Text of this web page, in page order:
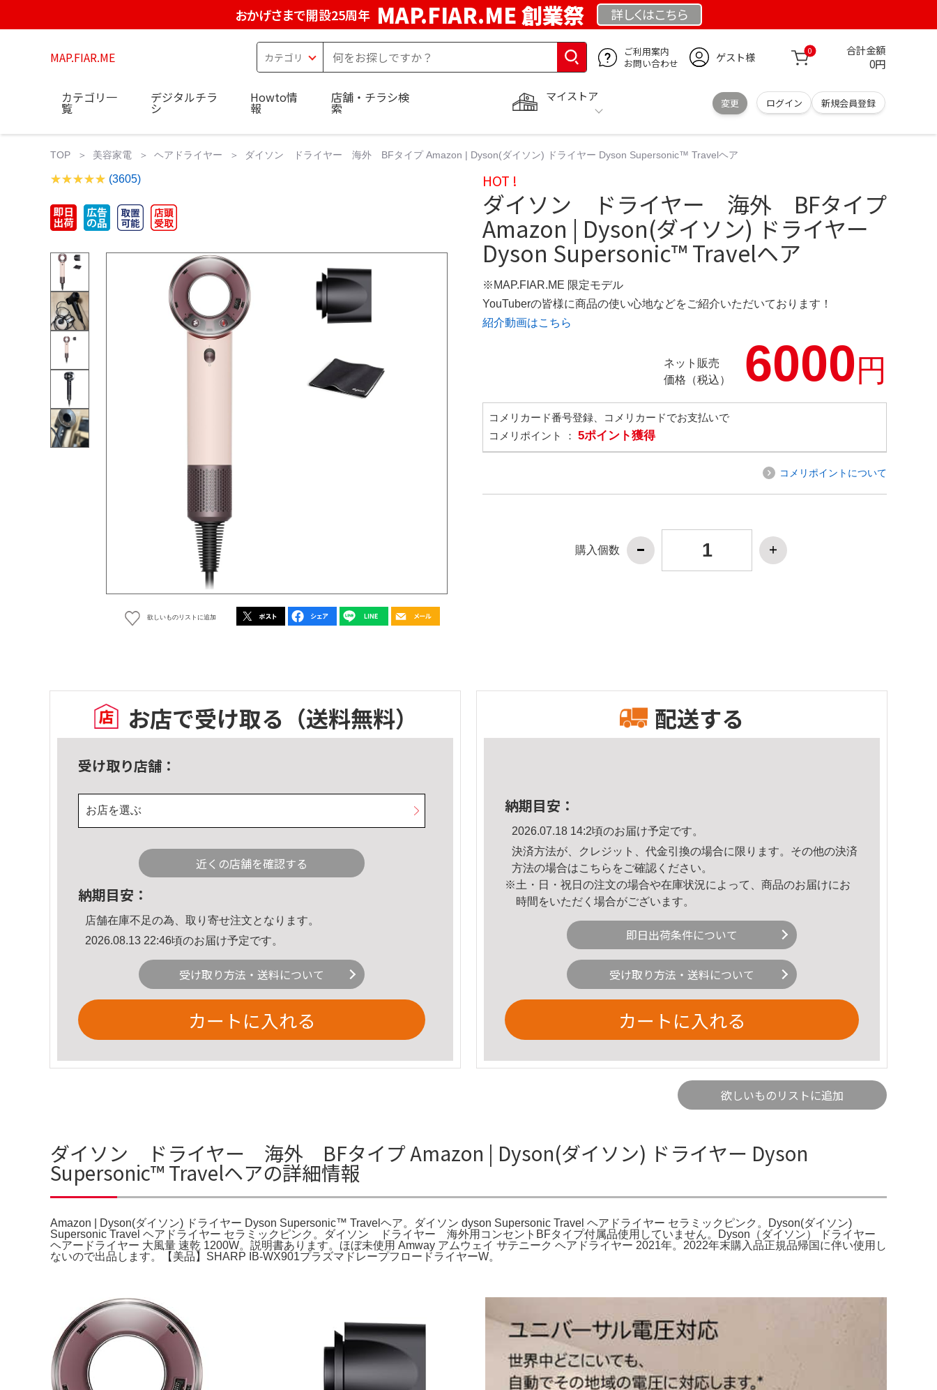
おかげさまで開設25周年 MAP.FIAR.ME 創業祭 詳しくはこちら
MAP.FIAR.ME
ご利用案内
お問い合わせ
ゲスト様 0 合計金額
0円
マイストア
変更 ログイン 新規会員登録
カテゴリ一
覧
デジタルチラ
シ
Howto情
報
店舗・チラシ検
索
TOP 美容家電 ヘアドライヤー ダイソン ドライヤー 海外 BFタイプ Amazon | Dyson(ダイソン) ドライヤー Dyson Supersonic™ Travelヘア
(3605)
欲しいものリストに追加
HOT !
ダイソン ドライヤー 海外 BFタイプ
Amazon | Dyson(ダイソン) ドライヤー
Dyson Supersonic™ Travelヘア
※MAP.FIAR.ME 限定モデル
YouTuberの皆様に商品の使い心地などをご紹介いただいております！
紹介動画はこちら
ネット販売
価格（税込）
6000円
コメリカード番号登録、コメリカードでお支払いで
コメリポイント ： 5ポイント獲得
コメリポイントについて
購入個数
お店で受け取る （送料無料）
受け取り店舗：
お店を選ぶ
近くの店舗を確認する
納期目安：
店舗在庫不足の為、取り寄せ注文となります。
2026.08.13 22:46頃のお届け予定です。
受け取り方法・送料について
カートに入れる
配送する
納期目安：
2026.07.18 14:2頃のお届け予定です。
決済方法が、クレジット、代金引換の場合に限ります。その他の決済
方法の場合はこちら をご確認ください。
※土・日・祝日の注文の場合や在庫状況によって、商品のお届けにお
時間をいただく場合がございます。
即日出荷条件について
受け取り方法・送料について
カートに入れる
欲しいものリストに追加
ダイソン ドライヤー 海外 BFタイプ Amazon | Dyson(ダイソン) ドライヤー Dyson
Supersonic™ Travelヘアの詳細情報
Amazon | Dyson(ダイソン) ドライヤー Dyson Supersonic™ Travelヘア。ダイソン dyson Supersonic Travel ヘアドライヤー セラミックピンク。Dyson(ダイソン)
Supersonic Travel ヘアドライヤー セラミックピンク。ダイソン ドライヤー 海外用コンセントBFタイプ付属品使用していません。Dyson（ダイソン） ドライヤー
ヘアードライヤー 大風量 速乾 1200W。説明書あります。ほぼ未使用 Amway アムウェイ サテニーク ヘアドライヤー 2021年。2022年末購入品正規品帰国に伴い使用し
ないので出品します。【美品】SHARP IB-WX901プラズマドレープフロードライヤーW。